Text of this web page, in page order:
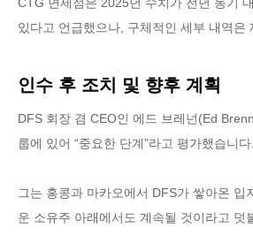
있다고 언급했으나, 구체적인 세부 내역은
인수 후 조치 및 향후 계획
DFS 회장 겸 CEO인 에드 브레넌(Ed
룹에 있어 “중요한 단계”라고 평가했습니다.
그는 홍콩과 마카오에서 DFS가 쌓아온 입
운 소유주 아래에서도 계속될 것이라고 덧